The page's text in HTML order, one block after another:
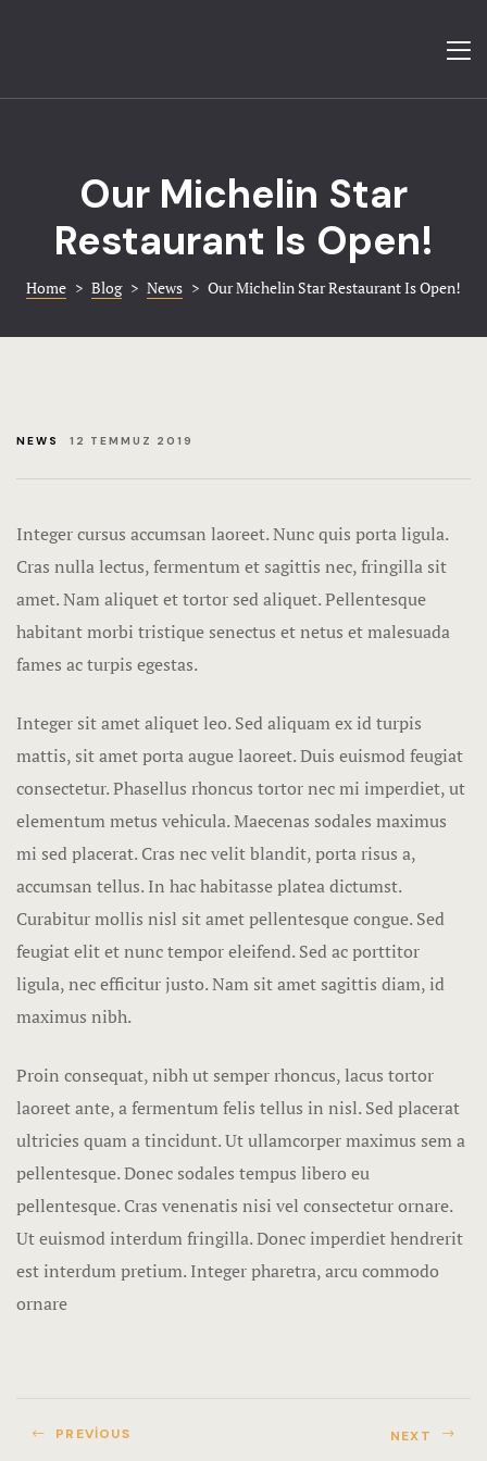
Odalar &
Galeri
Our Michelin Star
Restaurant Is Open!
Home > Blog > News > Our Michelin Star Restaurant Is Open!
NEWS 12 TEMMUZ 2019
Integer cursus accumsan laoreet. Nunc quis porta ligula.
Cras nulla lectus, fermentum et sagittis nec, fringilla sit
amet.Nam aliquet et tortor sed aliquet. Pellentesque
habitant morbi tristique senectus et netus et malesuada
fames ac turpis egestas.
Integer sit amet aliquet leo. Sed aliquam ex id turpis
mattis, sit amet porta augue laoreet. Duis euismod feugiat
consectetur. Phasellus rhoncus tortor nec mi imperdiet, ut
elementum metus vehicula. Maecenas sodales maximus
mi sed placerat. Cras nec velit blandit, porta risus a,
accumsan tellus. In hac habitasse platea dictumst.
Curabitur mollis nisl sit amet pellentesque congue. Sed
feugiat elit et nunc tempor eleifend. Sed ac porttitor
ligula, nec efficitur justo. Nam sit amet sagittis diam, id
maximus nibh.
Proin consequat, nibh ut semper rhoncus, lacus tortor
laoreet ante, a fermentum felis tellus in nisl. Sed placerat
ultricies quam a tincidunt. Ut ullamcorper maximus sem a
pellentesque. Donec sodales tempus libero eu
pellentesque. Cras venenatis nisi vel consectetur ornare.
Ut euismod interdum fringilla. Donec imperdiet hendrerit
est interdum pretium. Integer pharetra, arcu commodo
ornare
PREVIOUS NEXT
FAQ
Galeri
Hotel
Hotel Cart
Hotel Cart
Hotel
Hotel
Hotel
Hotel
Icons
Odalar &
Ödüller &
Örnek sayfa